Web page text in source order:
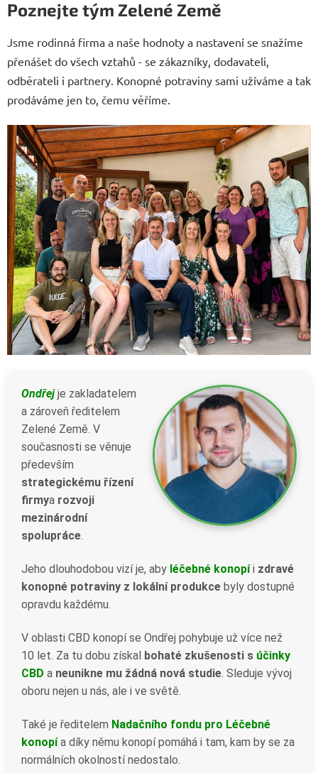
Poznejte tým Zelené Země
Jsme rodinná firma a naše hodnoty a nastavení se snažíme
přenášet do všech vztahů - se zákazníky, dodavateli,
odběrateli i partnery. Konopné potraviny sami užíváme a tak
prodáváme jen to, čemu věříme.
Ondřej je zakladatelem
a zároveň ředitelem
Zelené Země. V
současnosti se věnuje
především
strategickému řízení
firmya rozvoji
mezinárodní
spolupráce
Jeho dlouhodobou vizí je, aby léčebné konopíi zdravé
konopné potraviny z lokální produkce byly dostupné
opravdu každému.
V oblasti CBD konopí se Ondřej pohybuje už více než
10 let. Za tu dobu získal bohaté zkušenosti s účinky
CBD a neunikne mu žádná nová studie . Sleduje vývoj
oboru nejen u nás, ale i ve světě.
Také je ředitelem Nadačního fondu pro Léčebné
konopí a díky němu konopí pomáhá i tam, kam by se za
normálních okolností nedostalo.